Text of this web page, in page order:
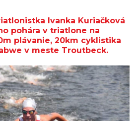
Ivanka Kuriačková
pohára v triatlone na
plávanie, 20km cyklistika
v meste Troutbeck.